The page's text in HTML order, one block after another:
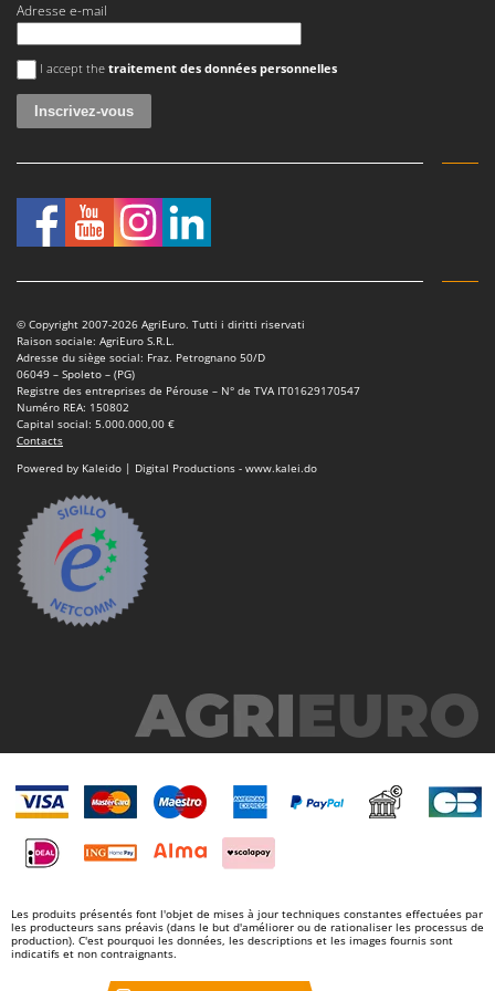
Tondeuses autoportées
Tondeuses débroussailleuses thermiques
Trancheuses
Trancheuses de sol
Tronçonneuses
Lampacrescia - MGM
Landxcape
LAR Casalinghi
Lavor
Lotusgrill
M.A.I.BO.
Macte Ovens
Makita
MAMMAMIA
Marcato
Marina Systems
Master
Mastercook
Masterpro
McCulloch
More than chef
MOSA
Mowox
MTD
Adresse e-mail
Une erreur est survenue
I accept the traitement des données personnelles
© Copyright 2007-2026 AgriEuro. Tutti i diritti riservati
Raison sociale: AgriEuro S.R.L.
Adresse du siège social: Fraz. Petrognano 50/D
06049 – Spoleto – (PG)
Registre des entreprises de Pérouse – N° de TVA IT01629170547
Numéro REA: 150802
Capital social: 5.000.000,00 €
Contacts
Powered by Kaleido | Digital Productions - www.kalei.do
Les produits présentés font l'objet de mises à jour techniques constantes effectuées par
les producteurs sans préavis (dans le but d'améliorer ou de rationaliser les processus de
production). C'est pourquoi les données, les descriptions et les images fournis sont
indicatifs et non contraignants.